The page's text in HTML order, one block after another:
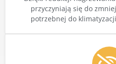
przyczyniają się do
potrzebnej do